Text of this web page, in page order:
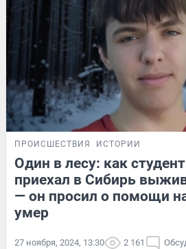
ПРОИСШЕСТВИЯ ИСТОРИИ
Один в лесу: как
приехал в Сибирь
— он просил о помощи
умер
27 ноября, 2024, 13:30 2 161